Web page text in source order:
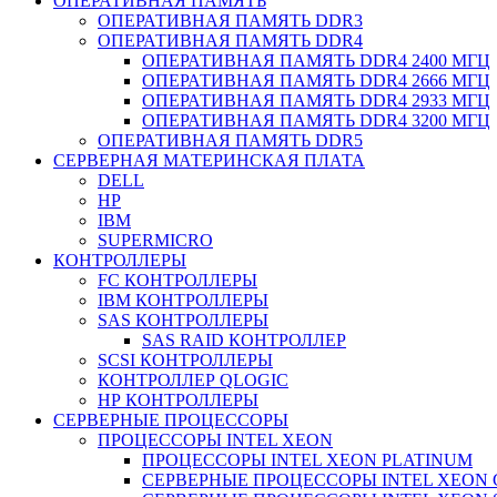
ОПЕРАТИВНАЯ ПАМЯТЬ DDR3
ОПЕРАТИВНАЯ ПАМЯТЬ DDR4
ОПЕРАТИВНАЯ ПАМЯТЬ DDR4 2400 МГЦ
ОПЕРАТИВНАЯ ПАМЯТЬ DDR4 2666 МГЦ
ОПЕРАТИВНАЯ ПАМЯТЬ DDR4 2933 МГЦ
ОПЕРАТИВНАЯ ПАМЯТЬ DDR4 3200 МГЦ
ОПЕРАТИВНАЯ ПАМЯТЬ DDR5
СЕРВЕРНАЯ МАТЕРИНСКАЯ ПЛАТА
DELL
HP
IBM
SUPERMICRO
КОНТРОЛЛЕРЫ
FC КОНТРОЛЛЕРЫ
IBM КОНТРОЛЛЕРЫ
SAS КОНТРОЛЛЕРЫ
SAS RAID КОНТРОЛЛЕР
SCSI КОНТРОЛЛЕРЫ
КОНТРОЛЛЕР QLOGIC
НР КОНТРОЛЛЕРЫ
СЕРВЕРНЫЕ ПРОЦЕССОРЫ
ПРОЦЕССОРЫ INTEL XEON
ПРОЦЕССОРЫ INTEL XEON PLATINUM
СЕРВЕРНЫЕ ПРОЦЕССОРЫ INTEL XEON